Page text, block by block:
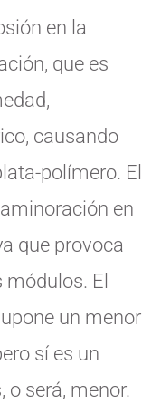
en la
que es
causando
polímero. El
en
que provoca
El
un menor
sí es un
o será, menor.